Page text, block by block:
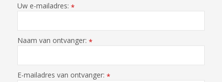
Uw e-mailadres: *
Naam van ontvanger: *
E-mailadres van ontvanger: *